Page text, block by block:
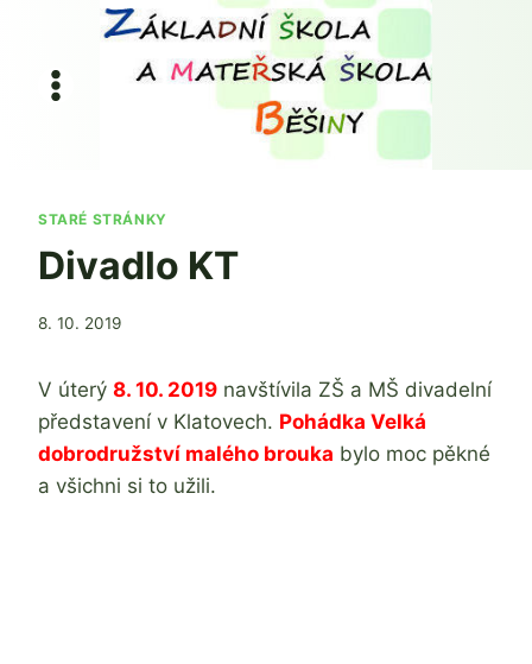
obsah
STARÉ STRÁNKY
Divadlo KT
Od
8. 10. 2019
V úterý 8. 10. 2019 navštívila ZŠ a MŠ divadelní
představení v Klatovech. Pohádka Velká
dobrodružství malého brouka bylo moc pěkné
a všichni si to užili.